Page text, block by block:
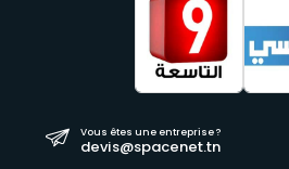
Vous êtes une entreprise ?
devis@spacenet.tn